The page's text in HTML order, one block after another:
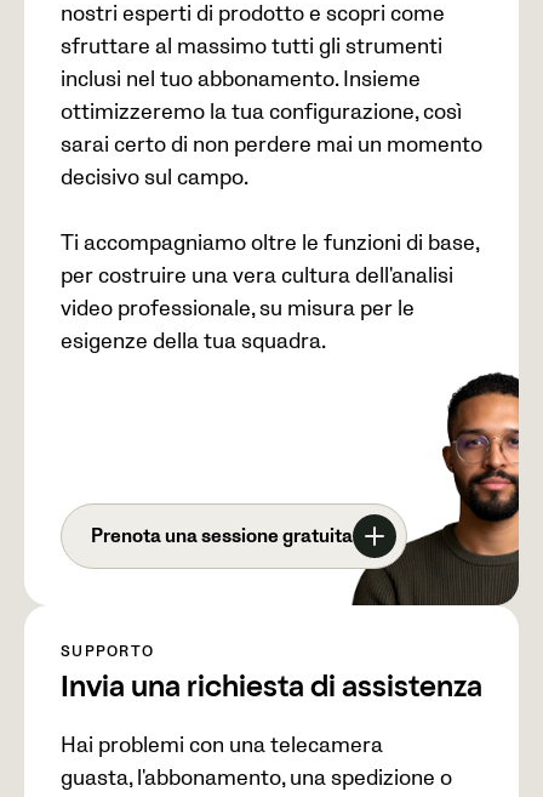
nostri esperti di prodotto e scopri come
sfruttare al massimo tutti gli strumenti
inclusi nel tuo abbonamento. Insieme
ottimizzeremo la tua configurazione, così
sarai certo di non perdere mai un momento
decisivo sul campo.
Ti accompagniamo oltre le funzioni di base,
per costruire una vera cultura dell'analisi
video professionale, su misura per le
esigenze della tua squadra.
Prenota una sessione gratuita
SUPPORTO
Invia una richiesta di assistenza
Hai problemi con una telecamera
guasta, l'abbonamento, una spedizione o